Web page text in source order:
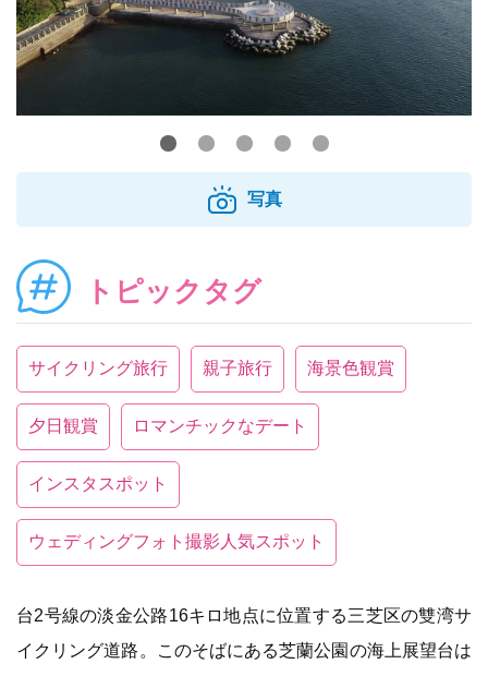
写真
トピックタグ
サイクリング旅行 親子旅行 海景色観賞
夕日観賞 ロマンチックなデート
インスタスポット
ウェディングフォト撮影人気スポット
台2号線の淡金公路16キロ地点に位置する三芝区の雙湾サ
イクリング道路。このそばにある芝蘭公園の海上展望台は